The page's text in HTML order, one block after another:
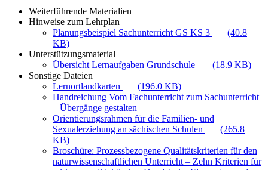
Weiterführende Materialien
Hinweise zum Lehrplan
Planungsbeispiel Sachunterricht GS KS 3
(40.8
KB)
Unterstützungsmaterial
Übersicht Lernaufgaben Grundschule
(18.9 KB)
Sonstige Dateien
Lernortlandkarten
(196.0 KB)
Handreichung Vom Fachunterricht zum Sachunterricht
– Übergänge gestalten
Orientierungsrahmen für die Familien- und
Sexualerziehung an sächischen Schulen
(265.8
KB)
Broschüre: Prozessbezogene Qualitätskriterien für den
naturwissenschaftlichen Unterricht – Zehn Kriterien für